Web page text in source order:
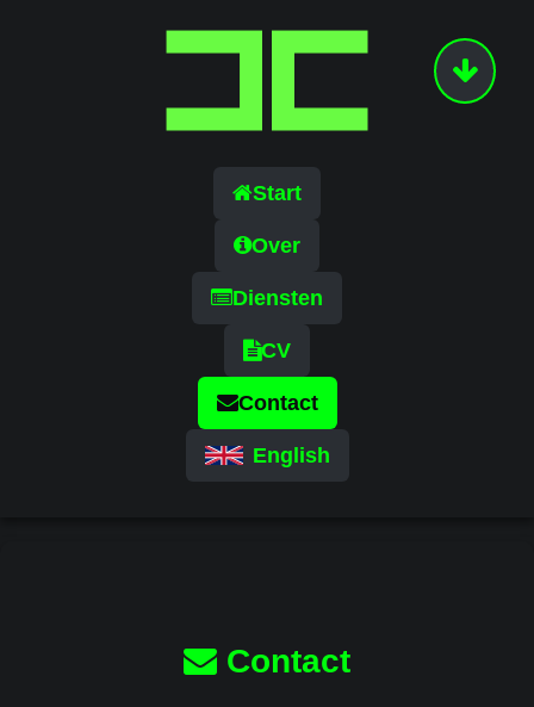
Start
Over
Diensten
CV
Contact
English
Contact